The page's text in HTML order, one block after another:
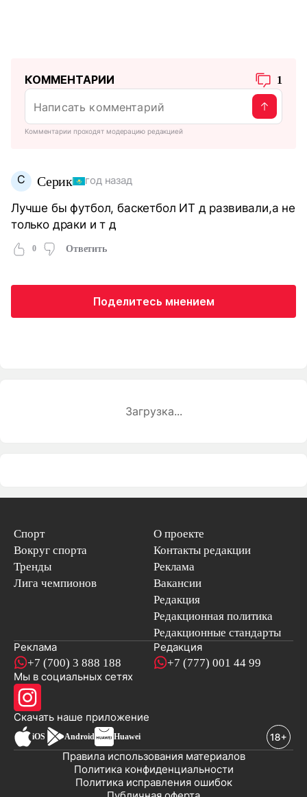
КОММЕНТАРИИ 1
Комментарии проходят модерацию редакцией
С Серик год назад
Лучше бы футбол, баскетбол ИТ д развивали,а не
только драки и т д
0 Ответить
Поделитесь мнением
Загрузка...
Спорт
Вокруг спорта
Тренды
Лига чемпионов
О проекте
Контакты редакции
Реклама
Вакансии
Редакция
Редакционная политика
Редакционные стандарты
Реклама
+7 (700) 3 888 188
Редакция
+7 (777) 001 44 99
Мы в социальных сетях
Скачать наше приложениеновостей
iOS Android Huawei
Политика исправления ошибок
Политика конфиденциальности
Правила использования материалов